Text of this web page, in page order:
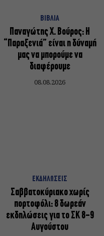
ΒΙΒΛΙΑ
Παναγώτης Χ. Βούρος: Η
“Παραξενιά” είναι η δύναμή
μας να μπορούμε να
διαφέρουμε
08.08.2026
ΕΚΔΗΛΩΣΕΙΣ
Σαββατοκύριακο χωρίς
πορτοφόλι: 8 δωρεάν
εκδηλώσεις για το ΣΚ 8-9
Αυγούστου